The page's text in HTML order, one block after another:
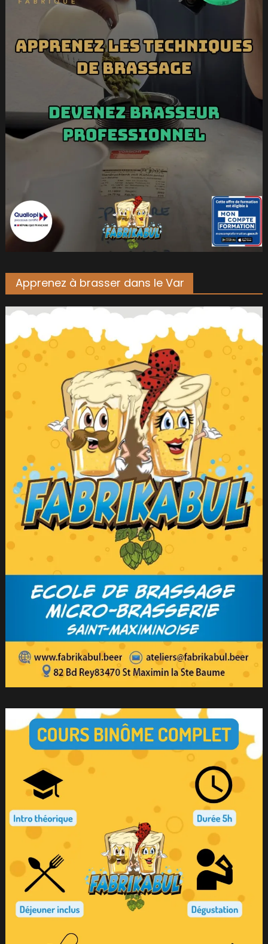
Apprenez à brasser dans le Var